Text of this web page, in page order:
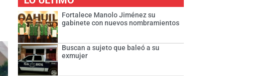
Fortalece Manolo Jiménez su
gabinete con nuevos nombramientos
Buscan a sujeto que baleó a su
exmujer